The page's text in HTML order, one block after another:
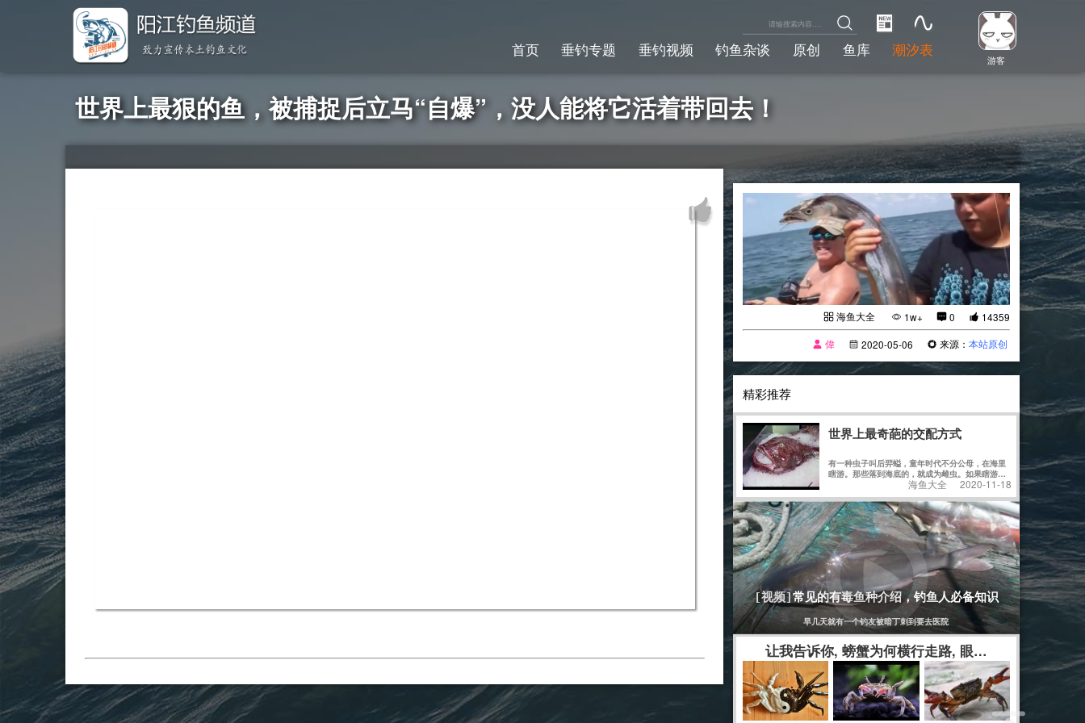
游客
首页 垂钓专题 垂钓视频 钓鱼杂谈 原创 鱼库 潮汐表
世界上最狠的鱼，被捕捉后立马“自爆”，没人能将它活着带回去！
海鱼大全 1w+ 0
14359
偉
2020-05-06 来源：本站原创
精彩推荐
世界上最奇葩的交配方式
有一种虫子叫后羿螠，童年时代不分公母，在海里
瞎游。那些落到海底的，就成为雌虫。如果瞎游的
过程中撞到成年雌虫，后螠儿童就进入这只雌虫的
身体里，来到它的子宫，发育成一只雄性，从此在
那里生活到性成熟，然后直接和身边现成的卵子结
合。
海鱼大全 2020-11-18
[海鱼大全] 2019-12-25
[视频]常见的有毒鱼种介绍，钓鱼人必备知识
早几天就有一个钓友被暗丁刺到要去医院
让我告诉你, 螃蟹为何横行走路, 眼睛能上下伸缩, 和